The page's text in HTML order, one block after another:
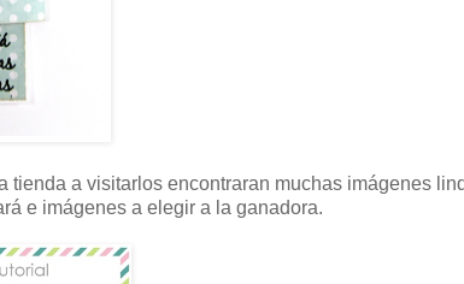
tienda a visitarlos encontraran muchas imágenes
e imágenes a elegir a la ganadora.